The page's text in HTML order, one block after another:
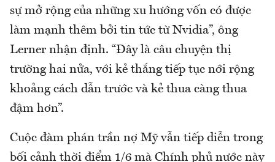
sự mở rộng của những xu hướng vốn có được
làm mạnh thêm bởi tin tức từ Nvidia”, ông
Lerner nhận định. “Đây là câu chuyện thị
trường hai nửa, với kẻ thắng tiếp tục nới rộng
khoảng cách dẫn trước và kẻ thua càng thua
đậm hơn”.
Cuộc đàm phán trần nợ Mỹ vẫn tiếp diễn trong
bối cảnh thời điểm 1/6 mà Chính phủ nước này